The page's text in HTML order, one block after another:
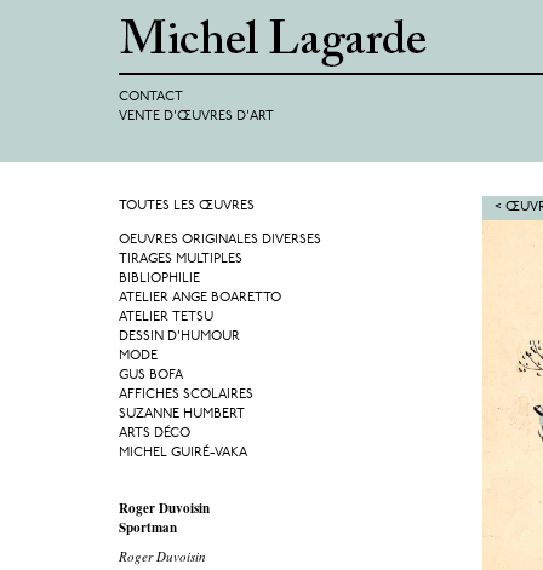
CONTACT
VENTE D'ŒUVRES D'ART
<
TOUTES LES ŒUVRES
OEUVRES ORIGINALES DIVERSES
TIRAGES MULTIPLES
BIBLIOPHILIE
ATELIER ANGE BOARETTO
ATELIER TETSU
DESSIN D'HUMOUR
MODE
GUS BOFA
AFFICHES SCOLAIRES
SUZANNE HUMBERT
ARTS DÉCO
MICHEL GUIRÉ-VAKA
Roger Duvoisin
Sportman
Roger Duvoisin